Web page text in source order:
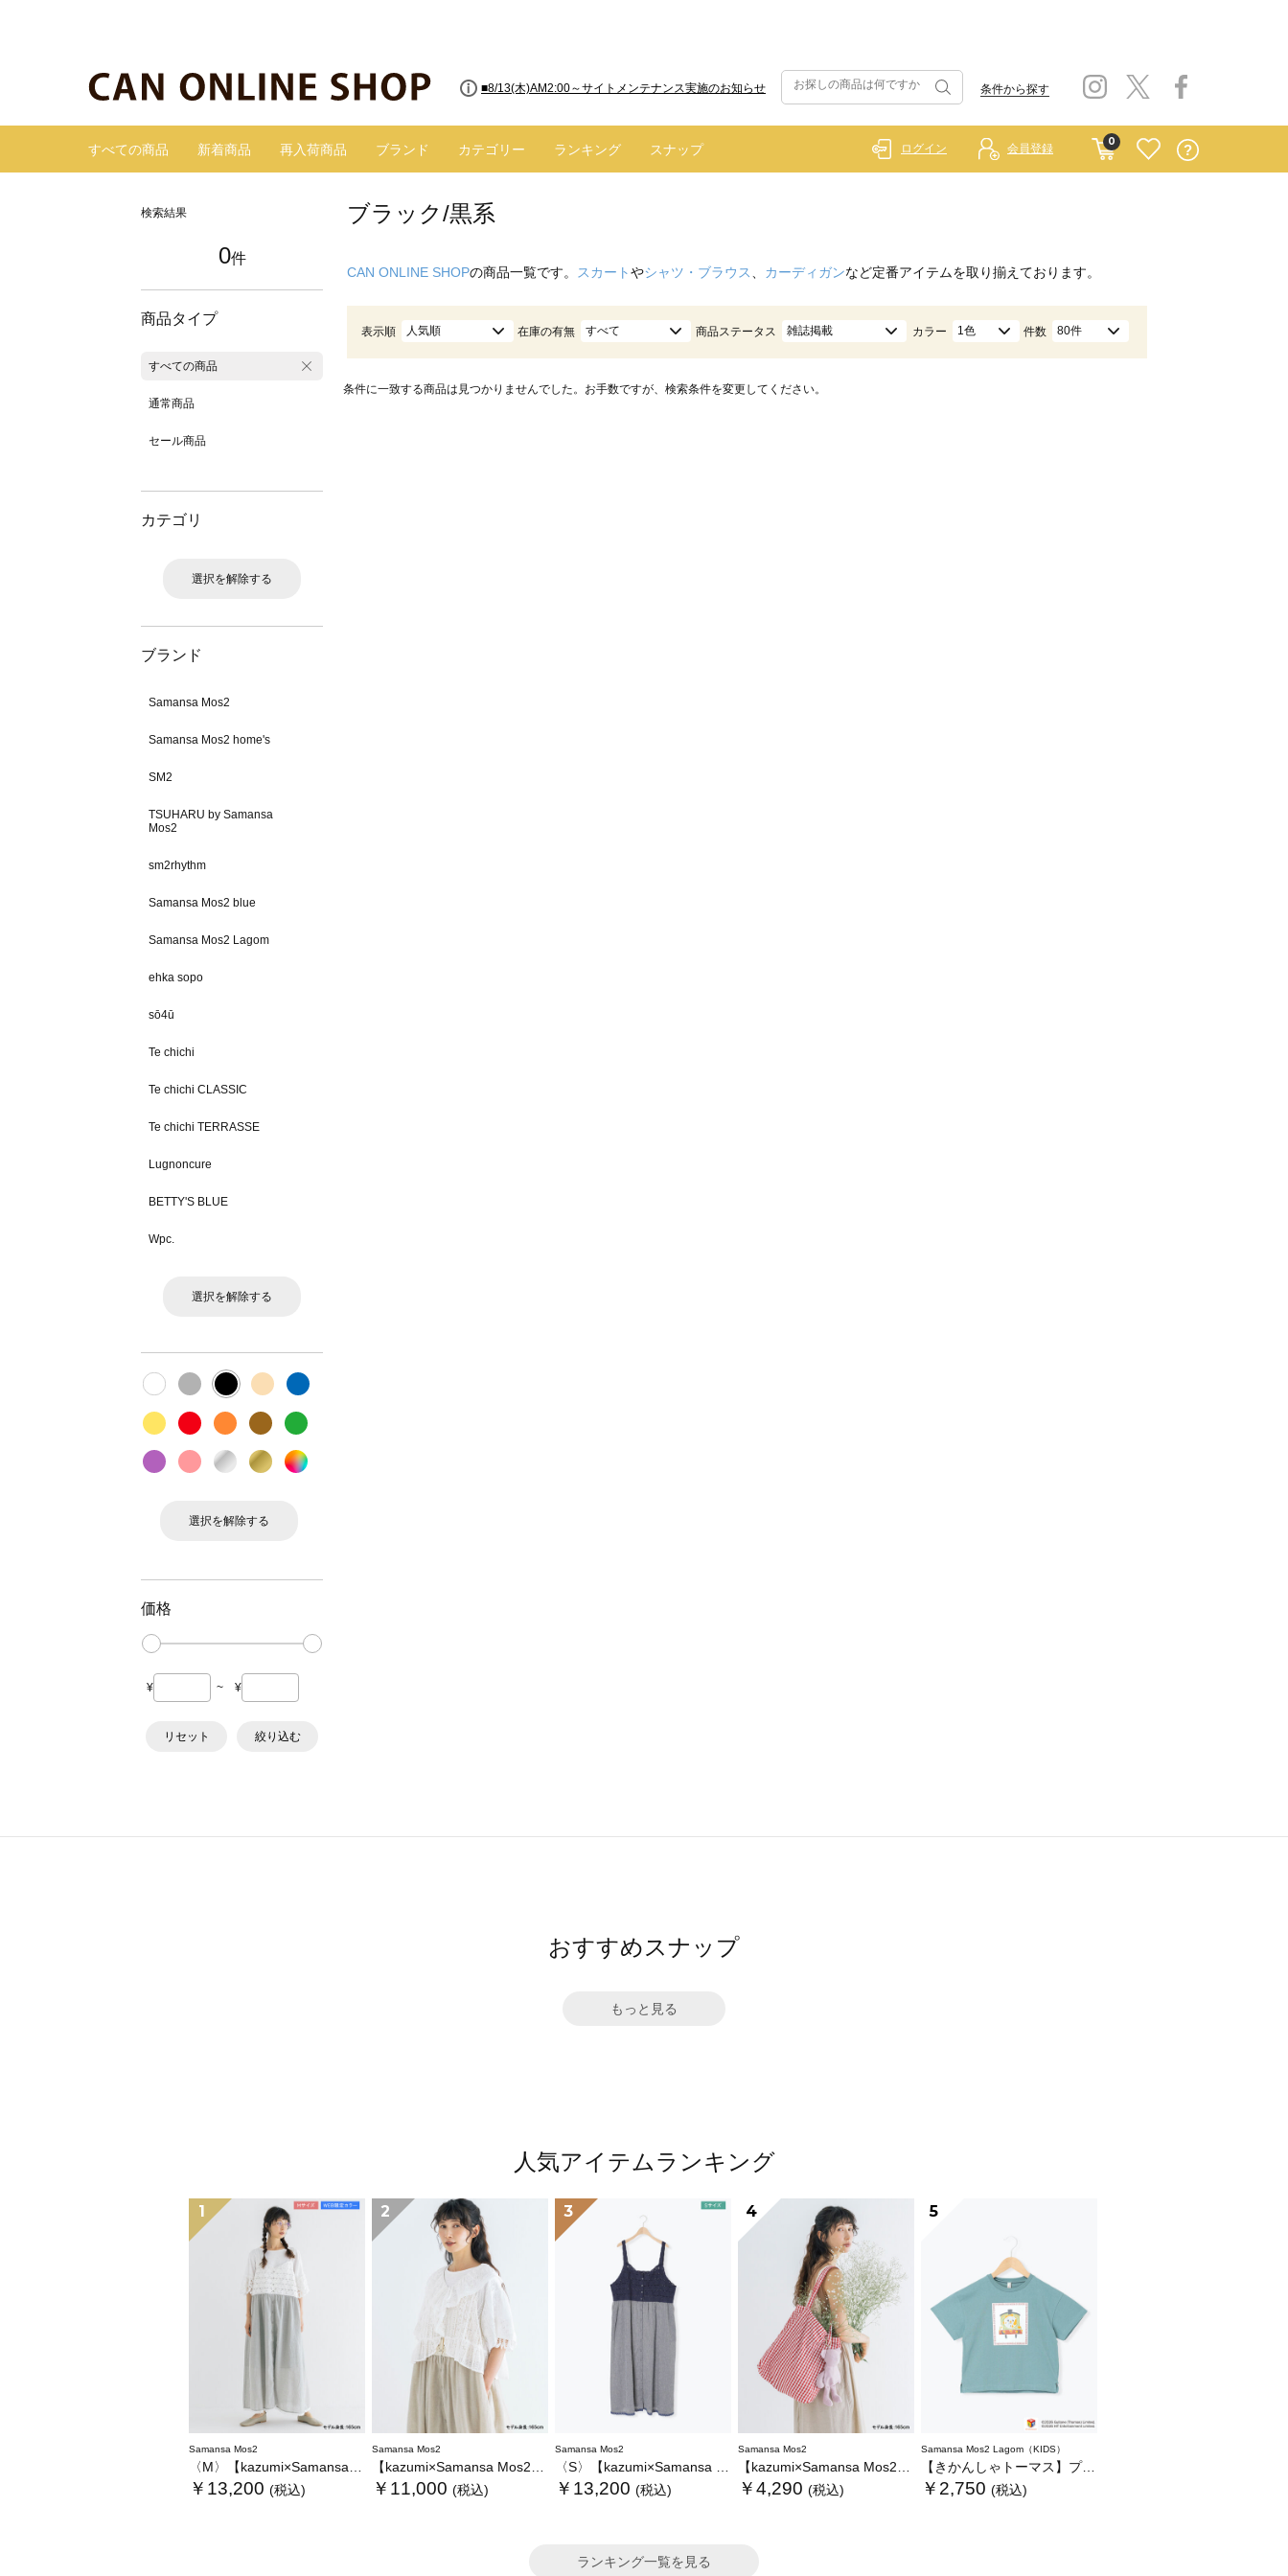
■8/13(木)AM2:00～サイトメンテナンス実施のお知らせ 条件から探す
すべての商品 新着商品 再入荷商品 ブランド カテゴリー ランキング スナップ
0
ログイン 会員登録
検索結果
0件
商品タイプ
すべての商品
通常商品
セール商品
カテゴリ
選択を解除する
ブランド
Samansa Mos2
Samansa Mos2 home's
SM2
TSUHARU by Samansa
Mos2
sm2rhythm
Samansa Mos2 blue
Samansa Mos2 Lagom
ehka sopo
sō4ū
Te chichi
Te chichi CLASSIC
Te chichi TERRASSE
Lugnoncure
BETTY'S BLUE
Wpc.
選択を解除する
選択を解除する
価格
¥ ~ ¥
リセット 絞り込む
ブラック/黒系
CAN ONLINE SHOPの商品一覧です。 スカートやシャツ・ブラウス カーディガンなど定番アイテムを取り揃えております。
表示順 人気順 在庫の有無 すべて 商品ステータス 雑誌掲載 カラー 1色 件数 80件
条件に一致する商品は見つかりませんでした。お手数ですが、検索条件を変更してください。
おすすめスナップ
もっと見る
人気アイテムランキング
1
Samansa Mos2
〈M〉【kazumi×Samansa Mos2】キャミワンピース《WEB限定カラーあり》
￥13,200 (税込)
2
Samansa Mos2
【kazumi×Samansa Mos2】レースフリルブラウス
￥11,000 (税込)
3
Samansa Mos2
〈S〉【kazumi×Samansa Mos2】キャミワンピース《WEB限定カラーあり》
￥13,200 (税込)
4
Samansa Mos2
【kazumi×Samansa Mos2】ぬいぐるみバッグ
￥4,290 (税込)
5
Samansa Mos2 Lagom（KIDS）
【きかんしゃトーマス】プリントTシャツ
￥2,750 (税込)
ランキング一覧を見る